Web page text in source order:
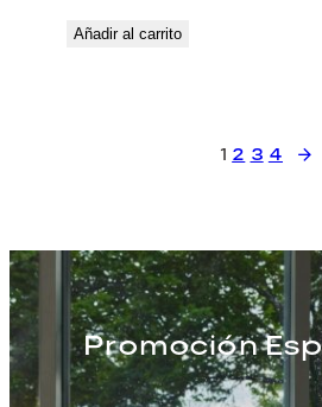
Añadir al carrito
1 2 3 4 →
Promoción